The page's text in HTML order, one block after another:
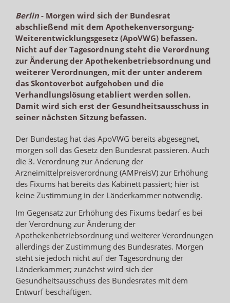
Berlin- Morgen wird sich der Bundesrat
abschließend mit dem Apothekenversorgung-
Weiterentwicklungsgesetz (ApoVWG) befassen.
Nicht auf der Tagesordnung steht die Verordnung
zur Änderung der Apothekenbetriebsordnung und
weiterer Verordnungen, mit der unter anderem
das Skontoverbot aufgehoben und die
Verhandlungslösung etabliert werden sollen.
Damit wird sich erst der Gesundheitsausschuss in
seiner nächsten Sitzung befassen.
Der Bundestag hat das ApoVWG bereits abgesegnet,
morgen soll das Gesetz den Bundesrat passieren. Auch
die 3. Verordnung zur Änderung der
Arzneimittelpreisverordnung (AMPreisV) zur Erhöhung
des Fixums hat bereits das Kabinett passiert; hier ist
keine Zustimmung in der Länderkammer notwendig.
Im Gegensatz zur Erhöhung des Fixums bedarf es bei
der Verordnung zur Änderung der
Apothekenbetriebsordnung und weiterer Verordnungen
allerdings der Zustimmung des Bundesrates. Morgen
steht sie jedoch nicht auf der Tagesordnung der
Länderkammer; zunächst wird sich der
Gesundheitsausschuss des Bundesrates mit dem
Entwurf beschäftigen.